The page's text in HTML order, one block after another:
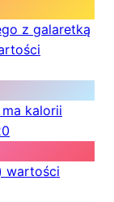
z galaretką
kalorii
wartości